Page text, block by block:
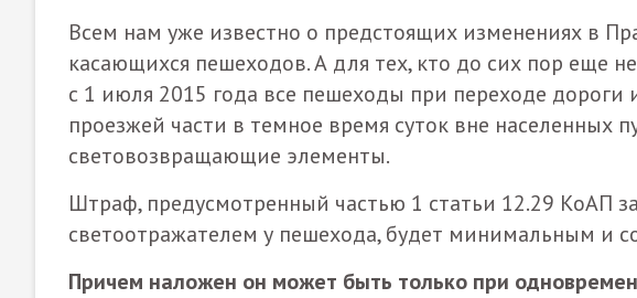
Всем нам уже известно о предстоящих изменениях в
касающихся пешеходов. А для тех, кто до сих пор еще
с 1 июля 2015 года все пешеходы при переходе
проезжей части в темное время суток вне населенных
световозвращающие элементы.
Штраф, предусмотренный частью 1 статьи 12.29 КоАП
светоотражателем у пешехода, будет минимальным и
Причем наложен он может быть только при